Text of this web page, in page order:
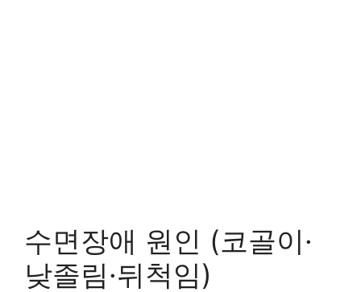
수면장애 원인 (코골이·
낮졸림·뒤척임)